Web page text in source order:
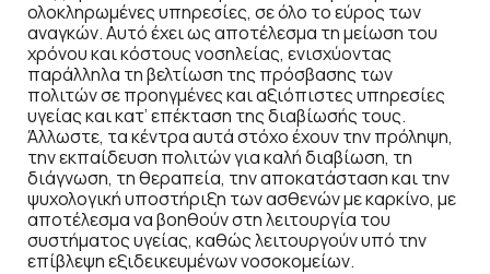
ολοκληρωμένες υπηρεσίες, σε όλο το εύρος των
αναγκών. Αυτό έχει ως αποτέλεσμα τη μείωση του
χρόνου και κόστους νοσηλείας, ενισχύοντας
παράλληλα τη βελτίωση της πρόσβασης των
πολιτών σε προηγμένες και αξιόπιστες υπηρεσίες
υγείας και κατ’ επέκταση της διαβίωσής τους.
Άλλωστε, τα κέντρα αυτά στόχο έχουν την πρόληψη,
την εκπαίδευση πολιτών για καλή διαβίωση, τη
διάγνωση, τη θεραπεία, την αποκατάσταση και την
ψυχολογική υποστήριξη των ασθενών με καρκίνο, με
αποτέλεσμα να βοηθούν στη λειτουργία του
συστήματος υγείας, καθώς λειτουργούν υπό την
επίβλεψη εξιδεικευμένων νοσοκομείων.